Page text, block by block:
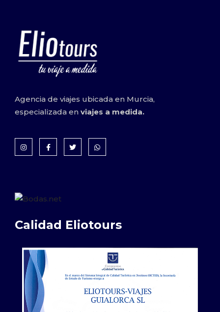
Agencia de viajes ubicada en Murcia,
especializada en viajes a medida.
Calidad Eliotours